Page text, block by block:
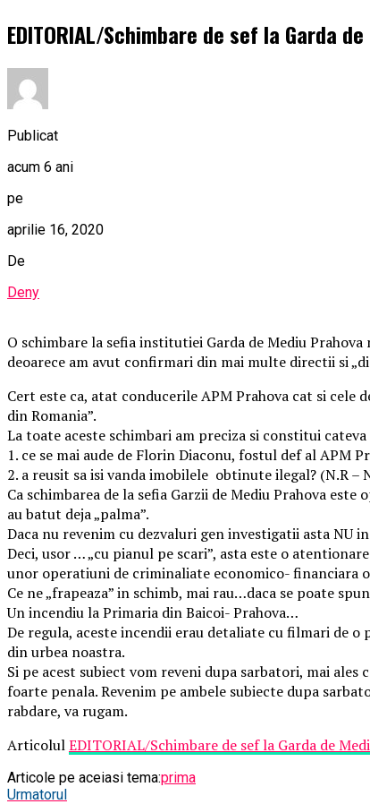
EDITORIAL/Schimbare de sef la Garda
Publicat
acum 6 ani
pe
aprilie 16, 2020
De
Deny
O schimbare la sefia institutiei Garda de Mediu
deoarece am avut confirmari din mai multe directii si
Cert este ca, atat conducerile APM Prahova cat si cele
din Romania”.
La toate aceste schimbari am preciza si constitui
1. ce se mai aude de Florin Diaconu, fostul def al APM
2. a reusit sa isi vanda imobilele obtinute ilegal? (N.R –
Ca schimbarea de la sefia Garzii de Mediu Prahova
au batut deja „palma”.
Daca nu revenim cu dezvaluri gen investigatii asta NU
Deci, usor … „cu pianul pe scari”, asta este o
unor operatiuni de criminaliate economico- financiara
Ce ne „frapeaza” in schimb, mai rau…daca se poate
Un incendiu la Primaria din Baicoi- Prahova…
De regula, aceste incendii erau detaliate cu filmari de
din urbea noastra.
Si pe acest subiect vom reveni dupa sarbatori, mai
foarte penala. Revenim pe ambele subiecte dupa
rabdare, va rugam.
ArticolulEDITORIAL/Schimbare de sef la Garda de
Articole pe aceiasi tema:prima
Urmatorul